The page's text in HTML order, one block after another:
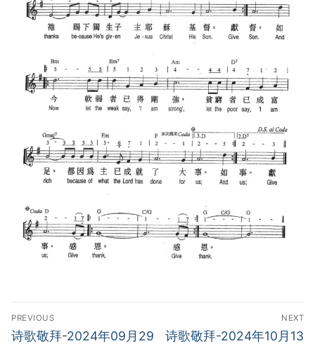
Post
navigation
PREVIOUS
Previous
诗歌敬拜-2024年09月29
NEXT
Next
诗歌敬拜-2024年10月13